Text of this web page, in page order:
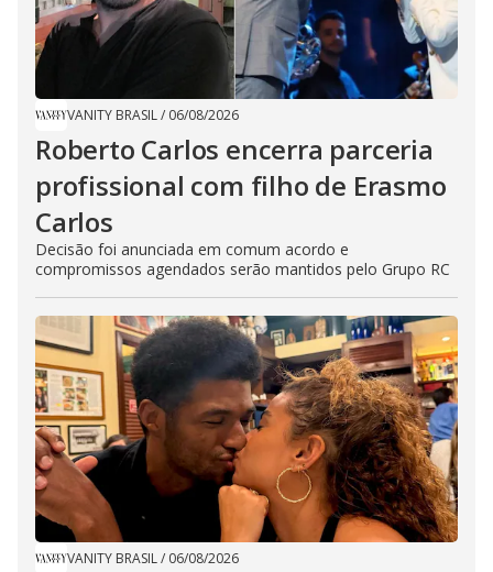
VANITY BRASIL/ 06/08/2026
Roberto Carlos encerra parceria
profissional com filho de Erasmo
Carlos
Decisão foi anunciada em comum acordo e
compromissos agendados serão mantidos pelo Grupo RC
VANITY BRASIL/ 06/08/2026